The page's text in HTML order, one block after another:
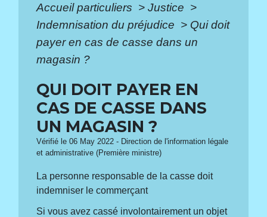
Accueil particuliers > Justice >
Indemnisation du préjudice > Qui doit
payer en cas de casse dans un
magasin ?
QUI DOIT PAYER EN
CAS DE CASSE DANS
UN MAGASIN ?
Vérifié le 06 May 2022 - Direction de l'information légale
et administrative (Première ministre)
La personne responsable de la casse doit
indemniser le commerçant
Si vous avez cassé involontairement un objet